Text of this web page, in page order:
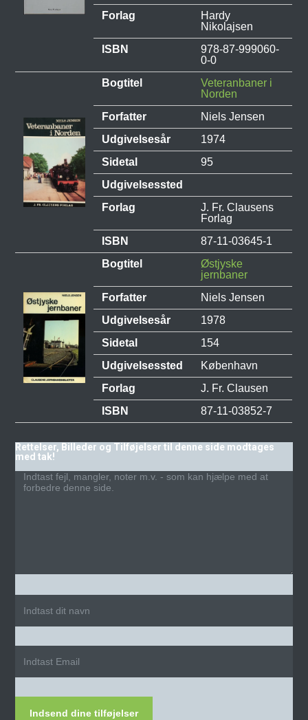
Forlag
Hardy
Nikolajsen
ISBN
978-87-999060-
0-0
Bogtitel
Veteranbaner i
Norden
Forfatter
Niels Jensen
Udgivelsesår
1974
Sidetal
95
Udgivelsessted
Forlag
J. Fr. Clausens
Forlag
ISBN
87-11-03645-1
Bogtitel
Østjyske
jernbaner
Forfatter
Niels Jensen
Udgivelsesår
1978
Sidetal
154
Udgivelsessted
København
Forlag
J. Fr. Clausen
ISBN
87-11-03852-7
Rettelser, Billeder og Tilføjelser til denne side modtages
med tak!
Indsend dine tilføjelser